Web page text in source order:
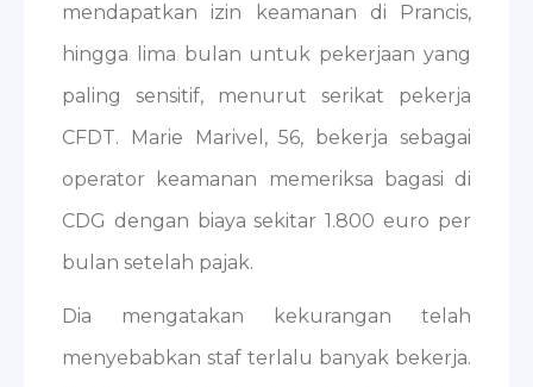
mendapatkan izin keamanan di Prancis,
hingga lima bulan untuk pekerjaan yang
paling sensitif, menurut serikat pekerja
CFDT. Marie Marivel, 56, bekerja sebagai
operator keamanan memeriksa bagasi di
CDG dengan biaya sekitar 1.800 euro per
bulan setelah pajak.
Dia mengatakan kekurangan telah
menyebabkan staf terlalu banyak bekerja.